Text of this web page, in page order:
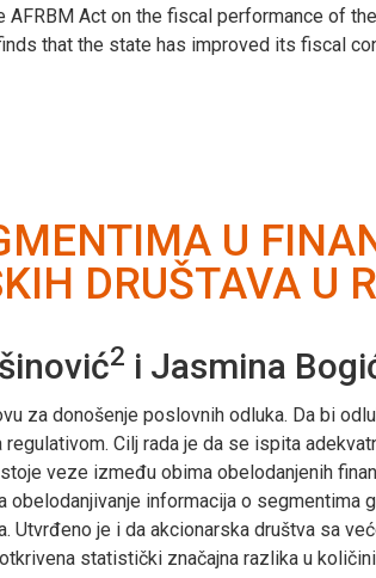
Act on the fiscal performance of
that the state has improved its fiscal
U
DRUŠTAVA U
2 i Jasmina
za donošenje poslovnih odluka. Da bi
Cilj rada je da se ispita
veze između obima obelodanjenih
informacija o segmentima
je i da akcionarska društva sa
statistički značajna razlika u